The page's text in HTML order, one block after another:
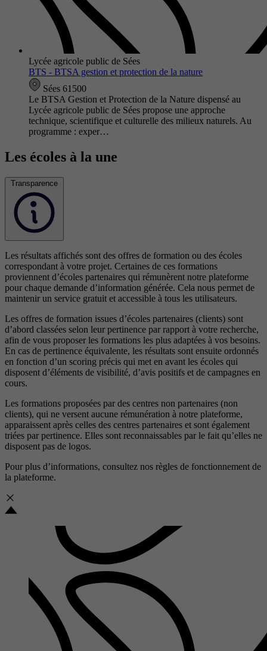
Lycée agricole public de Sées
BTS - BTSA gestion et protection de la nature
Sées 61500
Le BTSA Gestion et Protection de la Nature dispensé au
Lycée agricole public de Sées propose une approche
technique, scientifique et culturelle des milieux naturels. Au
programme : exper…
Les écoles à la une
Transparence
Les résultats affichés sont des offres de formation ou des écoles
correspondant à votre projet. Certaines de ces formations
proviennent d’écoles partenaires qui rémunèrent notre plateforme
pour chaque demande d’information générée. Cela nous permet de
maintenir un service gratuit et accessible à tous les utilisateurs.
Les offres de formation issues d’écoles partenaires (clients) sont
d’abord classées selon leur pertinence par rapport à votre recherche,
afin de vous proposer les formations les plus adaptées à vos besoins.
En cas de pertinence équivalente, les résultats sont ensuite ordonnés
en fonction d’un scoring précis qui met en avant les écoles qui
disposent d’éléments de visibilité, d’avis positifs et de campagnes en
cours.
Les formations proposées par des centres non partenaires (non
clients), qui ne versent aucune rémunération à notre plateforme,
apparaissent après celles des centres partenaires et sont également
triées par pertinence. Elles sont reconnaissables par le fait qu’elles ne
disposent pas de logos.
Pour plus d’informations, consultez nos règles de fonctionnement de
la plateforme.